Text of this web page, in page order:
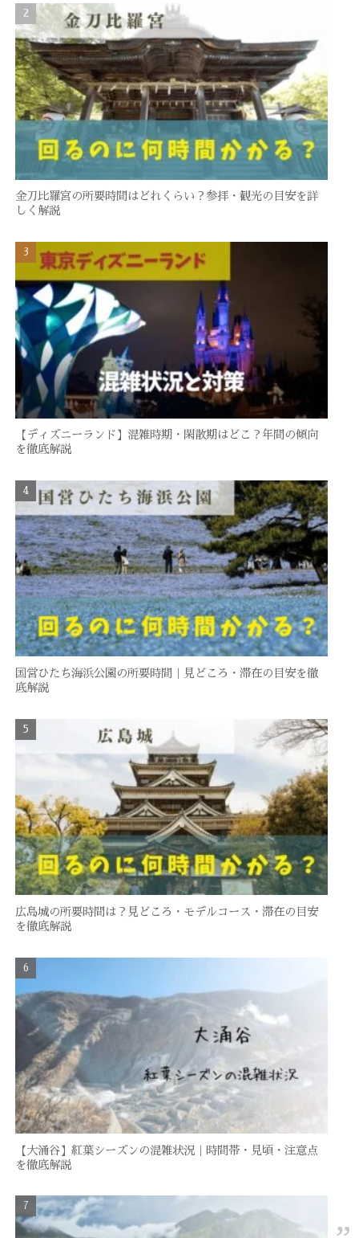
金刀比羅宮の所要時間はどれくらい？参拝・観光の目安を詳
しく解説
【ディズニーランド】混雑時期・閑散期はどこ？年間の傾向
を徹底解説
国営ひたち海浜公園の所要時間｜見どころ・滞在の目安を徹
底解説
広島城の所要時間は？見どころ・モデルコース・滞在の目安
を徹底解説
【大涌谷】紅葉シーズンの混雑状況｜時間帯・見頃・注意点
を徹底解説